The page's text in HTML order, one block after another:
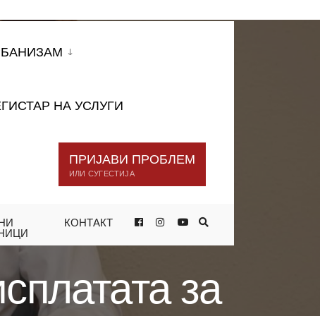
НА УСЛУГИ
ПРИЈАВИ ПРОБЛЕМ
ИЛИ СУГЕСТИЈА
КОНТАКТ
И САНАЦИЈА НА
за